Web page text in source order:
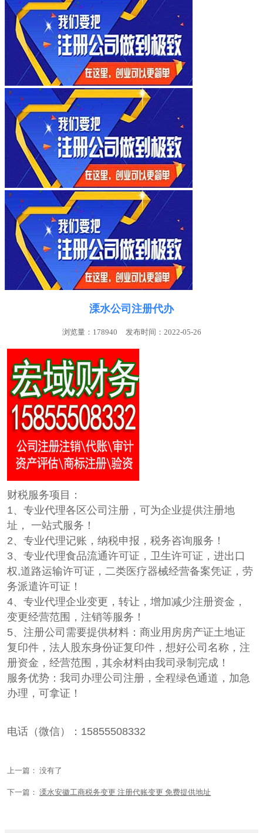
溧水公司注册代办
浏览量：178940 发布时间：2022-05-26
财税服务项目：
1、专业代理各区公司注册，可为企业提供注册地
址， 一站式服务！
2、专业代理记账，纳税申报，税务咨询服务！
3、专业代理食品流通许可证，卫生许可证，进出口
权,道路运输许可证，二类医疗器械经营备案凭证，劳
务派遣许可证！
4、专业代理企业变更，转让，增加减少注册资金，
变更经营范围，注销等服务！
5、注册公司需要提供材料：商业用房房产证土地证
复印件，法人股东身份证复印件，想好公司名称，注
册资金，经营范围，其余材料由我司录制完成！
服务优势：我司办理公司注册，全程绿色通道，加急
办理，可拿证！
电话（微信）：15855508332
上一篇： 没有了
下一篇：溧水安徽工商税务变更 注册代账变更 免费提供地址